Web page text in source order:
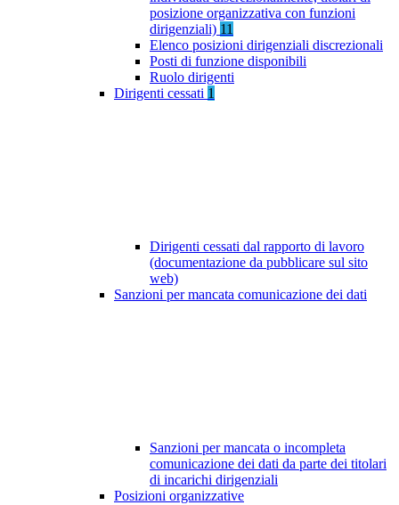
posizione organizzativa con funzioni
dirigenziali) 11
Elenco posizioni dirigenziali discrezionali
Posti di funzione disponibili
Ruolo dirigenti
Dirigenti cessati 1
Dirigenti cessati dal rapporto di lavoro
(documentazione da pubblicare sul sito
web)
Sanzioni per mancata comunicazione dei dati
Sanzioni per mancata o incompleta
comunicazione dei dati da parte dei titolari
di incarichi dirigenziali
Posizioni organizzative